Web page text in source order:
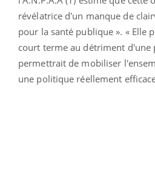
révélatrice d'un manque de
pour la santé publique ». « Elle
court terme au détriment d'une
permettrait de mobiliser
une politique réellement